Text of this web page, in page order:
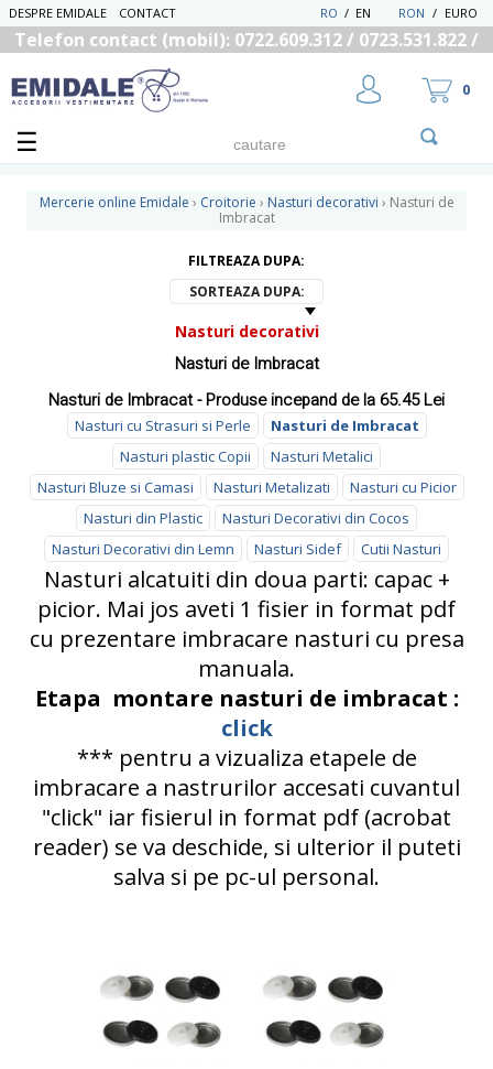
DESPRE EMIDALE CONTACT RON / EURO
EN
/
RO
Telefon contact (mobil): 0722.609.312 / 0723.531.822 /
RECUPEREAZA PAROLA
0
Mercerie online Emidale › Croitorie › Nasturi decorativi › Nasturi de
Imbracat
FILTREAZA DUPA:
SORTEAZA DUPA:
Nasturi decorativi
Nasturi de Imbracat
Nasturi de Imbracat - Produse incepand de la 65.45 Lei
Nasturi cu Strasuri si Perle
Nasturi de Imbracat
Nasturi plastic Copii
Nasturi Metalici
Nasturi Bluze si Camasi
Nasturi Metalizati
Nasturi cu Picior
Nasturi din Plastic
Nasturi Decorativi din Cocos
Nasturi Decorativi din Lemn
Nasturi Sidef Cutii Nasturi
Nasturi alcatuiti din doua parti: capac +
picior. Mai jos aveti 1 fisier in format pdf
cu prezentare imbracare nasturi cu presa
manuala.
Etapa montare nasturi de imbracat :
click
*** pentru a vizualiza etapele de
imbracare a nastrurilor accesati cuvantul
"click" iar fisierul in format pdf (acrobat
reader) se va deschide, si ulterior il puteti
salva si pe pc-ul personal.